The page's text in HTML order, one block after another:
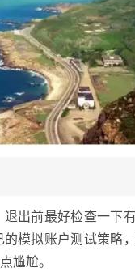
出前最好检查一下
模拟账户测试策略
尴尬。